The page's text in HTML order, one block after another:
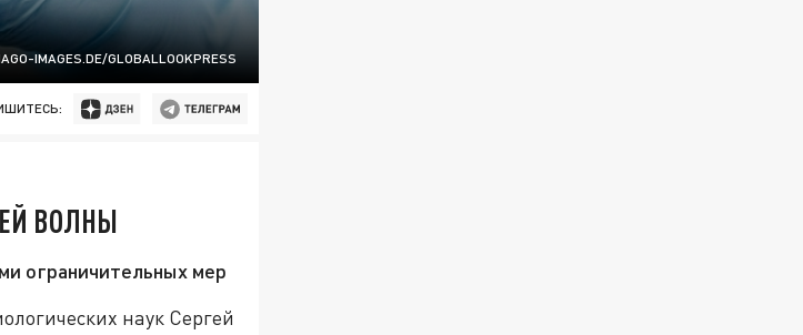
IMAGES.DE/GLOBALLOOKPRESS
ВОЛНЫ
ограничительных мер
наук Сергей